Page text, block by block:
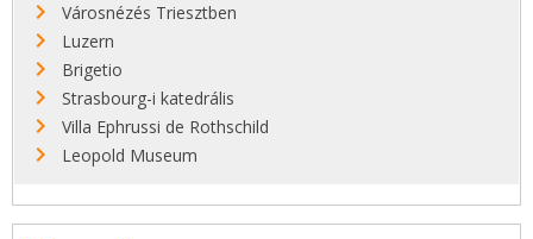
Városnézés Triesztben
Luzern
Brigetio
Strasbourg-i katedrális
Villa Ephrussi de Rothschild
Leopold Museum